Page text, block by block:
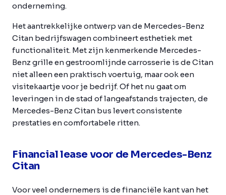
onderneming.
Het aantrekkelijke ontwerp van de Mercedes-Benz
Citan bedrijfswagen combineert esthetiek met
functionaliteit. Met zijn kenmerkende Mercedes-
Benz grille en gestroomlijnde carrosserie is de Citan
niet alleen een praktisch voertuig, maar ook een
visitekaartje voor je bedrijf. Of het nu gaat om
leveringen in de stad of langeafstands trajecten, de
Mercedes-Benz Citan bus levert consistente
prestaties en comfortabele ritten.
Financial lease voor de Mercedes-Benz
Citan
Voor veel ondernemers is de financiële kant van het